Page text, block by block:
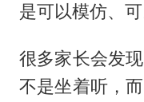
是可以模仿、
很多家长会发
不是坐着听，